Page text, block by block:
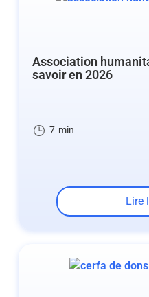
Association
savoir en 2026
7 min
Lire